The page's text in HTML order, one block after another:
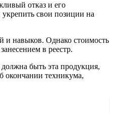
отказ и его
свои позиции на
и навыков. Однако стоимость
в реестр.
быть эта продукция,
окончании техникума,